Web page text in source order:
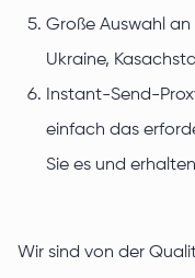
Große Auswahl an
Ukraine,
Instant-Send-
einfach das
Sie es und
Wir sind von der